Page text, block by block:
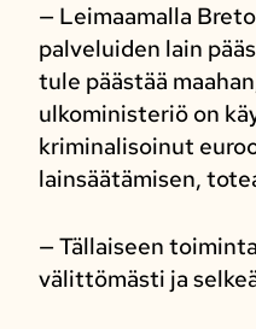
— Leimaamalla
palveluiden lain
tule päästää
ulkoministeriö on
kriminalisoinut
lainsäätämisen,
— Tällaiseen
välittömästi ja